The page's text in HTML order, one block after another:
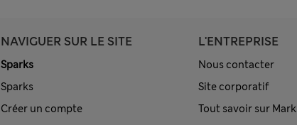
NAVIGUER SUR LE SITE
Sparks
Sparks
Créer un compte
L'ENTREPRISE
Nous contacter
Site corporatif
Tout savoir sur